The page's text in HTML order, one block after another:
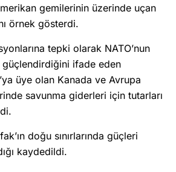
gemilerinin üzerinde uçan
örnek gösterdi.
tepki olarak NATO’nun
güçlendirdiğini ifade eden
üye olan Kanada ve Avrupa
savunma giderleri için tutarları
doğu sınırlarında güçleri
kaydedildi.